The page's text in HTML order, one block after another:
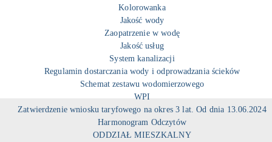
Kolorowanka
Jakość wody
Zaopatrzenie w wodę
Jakość usług
System kanalizacji
Regulamin dostarczania wody i odprowadzania ścieków
Schemat zestawu wodomierzowego
WPI
Zatwierdzenie wniosku taryfowego na okres 3 lat. Od dnia 13.06.2024
Harmonogram Odczytów
ODDZIAŁ MIESZKALNY